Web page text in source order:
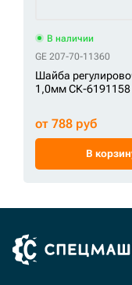
В наличии
GE 207-70-11360
Шайба
1,0мм СК-6191158
от 788 руб
В